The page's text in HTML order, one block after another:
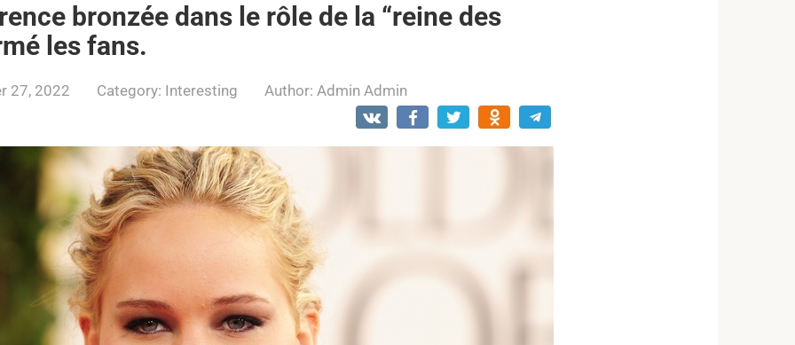
bronzée dans le rôle de la “reine des
les fans.
27, 2022 Category: Interesting Author: Admin Admin